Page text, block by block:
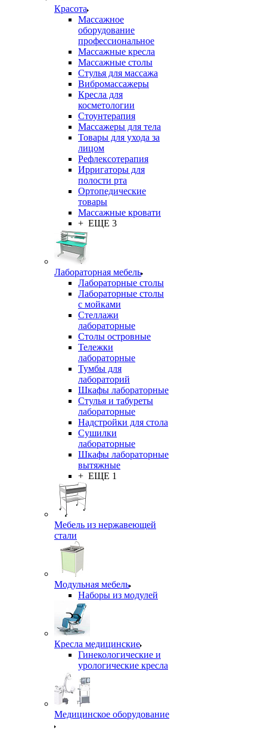
Красота
Массажное
оборудование
профессиональное
Массажные кресла
Массажные столы
Стулья для массажа
Вибромассажеры
Кресла для
косметологии
Стоунтерапия
Массажеры для тела
Товары для ухода за
лицом
Рефлексотерапия
Ирригаторы для
полости рта
Ортопедические
товары
Массажные кровати
+ ЕЩЕ 3
Лабораторная мебель
Лабораторные столы
Лабораторные столы
с мойками
Стеллажи
лабораторные
Столы островные
Тележки
лабораторные
Тумбы для
лабораторий
Шкафы лабораторные
Стулья и табуреты
лабораторные
Надстройки для стола
Сушилки
лабораторные
Шкафы лабораторные
вытяжные
+ ЕЩЕ 1
Мебель из нержавеющей
стали
Модульная мебель
Наборы из модулей
Кресла медицинские
Гинекологические и
урологические кресла
Медицинское оборудование